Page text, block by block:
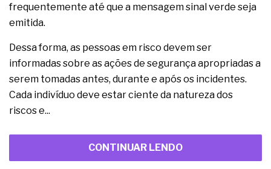
frequentemente até que a mensagem sinal verde seja
emitida.
Dessa forma, as pessoas em risco devem ser
informadas sobre as ações de segurança apropriadas a
serem tomadas antes, durante e após os incidentes.
Cada indivíduo deve estar ciente da natureza dos
riscos e...
CONTINUAR LENDO